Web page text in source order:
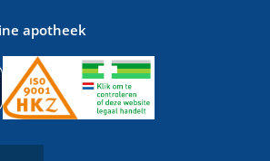
apotheek